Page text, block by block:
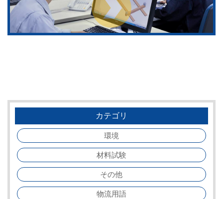
カテゴリ
環境
材料試験
その他
物流用語